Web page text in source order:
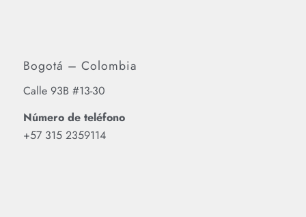
Bogotá – Colombia
Calle 93B #13-30
Número de teléfono
‪+57 315 2359114‬